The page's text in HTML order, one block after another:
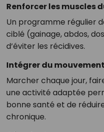
Renforcer les muscles
Un programme régulier
ciblé (gainage, abdos,
d’éviter les récidives.
Intégrer du
Marcher chaque jour,
une activité adaptée
bonne santé et de
chronique.